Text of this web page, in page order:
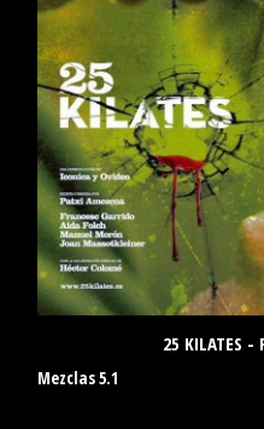
25 KILATES -
Mezclas 5.1